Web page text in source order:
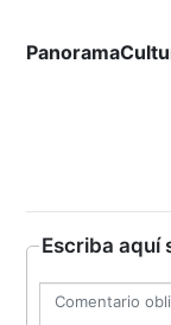
Escriba aquí